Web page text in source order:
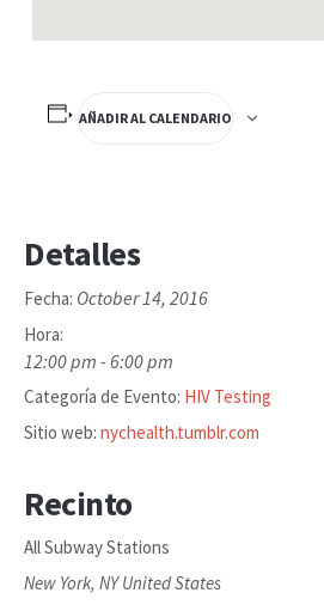
AÑADIR AL CALENDARIO
Detalles
Fecha: October 14, 2016
Hora:
12:00 pm - 6:00 pm
Categoría de Evento: HIV Testing
Sitio web: nychealth.tumblr.com
Recinto
All Subway Stations
New York, NY United States